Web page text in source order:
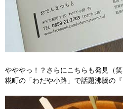
やややっ！？さらにこちらも発見（笑
糀町の「わだや小路」で話題沸騰の